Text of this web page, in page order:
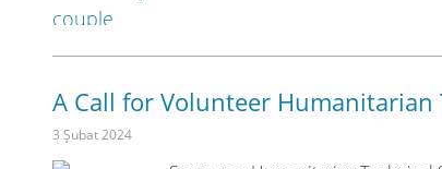
A Call for Volunteer Humanitarian
3 Şubat 2024